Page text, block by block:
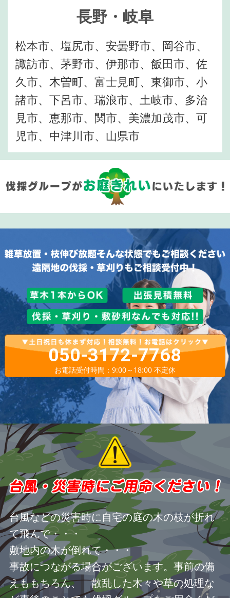
長野・岐阜
松本市、塩尻市、安曇野市、岡谷市、
諏訪市、茅野市、伊那市、飯田市、佐
久市、木曽町、富士見町、東御市、小
諸市、下呂市、瑞浪市、土岐市、多治
見市、恵那市、関市、美濃加茂市、可
児市、中津川市、山県市
050-3172-7768
お電話受付時間：9:00～18:00 不定休
台風などの災害時に自宅の庭の木の枝が折れ
て飛んで・・・
敷地内の木が倒れて・・・
事故につながる場合がございます。事前の備
えももちろん、 散乱した木々や草の処理な